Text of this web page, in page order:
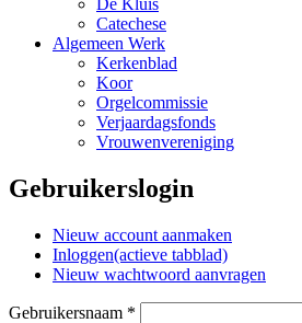
Catechese
Algemeen Werk
Kerkenblad
Koor
Orgelcommissie
Verjaardagsfonds
Vrouwenvereniging
Gebruikerslogin
Nieuw account aanmaken
Inloggen(actieve tabblad)
Nieuw wachtwoord aanvragen
Gebruikersnaam *